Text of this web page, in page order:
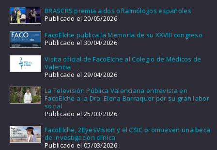
BRASCRS premia a dos oftalmólogos españoles
Publicado el 20/05/2026
FacoElche publica la Memoria de su XXVIII congreso
Publicado el 30/04/2026
Visita oficial de FacoElche al Colegio de Médicos de
Valencia
Publicado el 29/04/2026
La Televisión Pública Valenciana entrevista en
FacoElche a la Dra. Elena Barraquer por su gran labor
social
Publicado el 25/03/2026
FacoElche, 2EyesVision y el CSIC promueven una beca
de investigación clínica
Publicado el 05/03/2026